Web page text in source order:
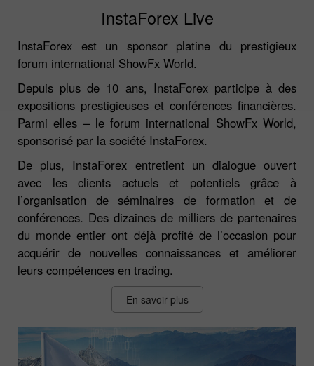
InstaForex Live
InstaForex est un sponsor platine du prestigieux
forum international ShowFx World.
Depuis plus de 10 ans, InstaForex participe à des
expositions prestigieuses et conférences financières.
Parmi elles – le forum international ShowFx World,
sponsorisé par la société InstaForex.
De plus, InstaForex entretient un dialogue ouvert
avec les clients actuels et potentiels grâce à
l’organisation de séminaires de formation et de
conférences. Des dizaines de milliers de partenaires
du monde entier ont déjà profité de l’occasion pour
acquérir de nouvelles connaissances et améliorer
leurs compétences en trading.
En savoir plus